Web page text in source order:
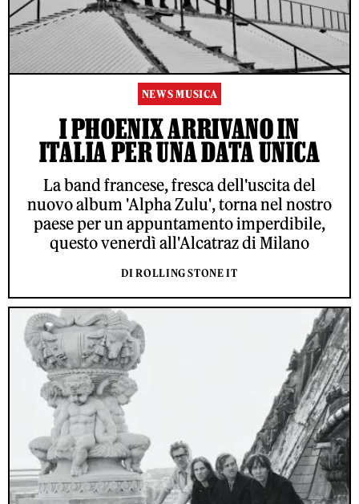
NEWS MUSICA
I PHOENIX ARRIVANO IN
ITALIA PER UNA DATA UNICA
La band francese, fresca dell'uscita del
nuovo album 'Alpha Zulu', torna nel nostro
paese per un appuntamento imperdibile,
questo venerdì all'Alcatraz di Milano
DI ROLLING STONE IT